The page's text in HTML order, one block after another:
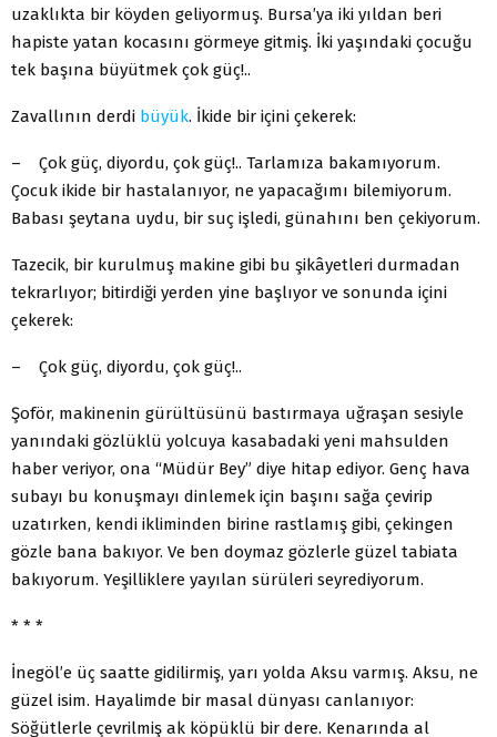
uzaklıkta bir köyden geliyormuş. Bursa’ya iki yıldan beri
hapiste yatan kocasını görmeye gitmiş. İki yaşındaki çocuğu
tek başına büyütmek çok güç!..
Zavallının derdi büyük. İkide bir içini çekerek:
– Çok güç, diyordu, çok güç!.. Tarlamıza bakamıyorum.
Çocuk ikide bir hastalanıyor, ne yapacağımı bilemiyorum.
Babası şeytana uydu, bir suç işledi, günahını ben çekiyorum.
Tazecik, bir kurulmuş makine gibi bu şikâyetleri durmadan
tekrarlıyor; bitirdiği yerden yine başlıyor ve sonunda içini
çekerek:
– Çok güç, diyordu, çok güç!..
Şoför, makinenin gürültüsünü bastırmaya uğraşan sesiyle
yanındaki gözlüklü yolcuya kasabadaki yeni mahsulden
haber veriyor, ona “Müdür Bey” diye hitap ediyor. Genç hava
subayı bu konuşmayı dinlemek için başını sağa çevirip
uzatırken, kendi ikliminden birine rastlamış gibi, çekingen
gözle bana bakıyor. Ve ben doymaz gözlerle güzel tabiata
bakıyorum. Yeşilliklere yayılan sürüleri seyrediyorum.
* * *
İnegöl’e üç saatte gidilirmiş, yarı yolda Aksu varmış. Aksu, ne
güzel isim. Hayalimde bir masal dünyası canlanıyor:
Söğütlerle çevrilmiş ak köpüklü bir dere. Kenarında al